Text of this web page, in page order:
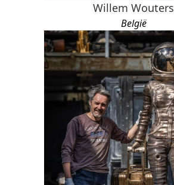
Willem Wouters
België